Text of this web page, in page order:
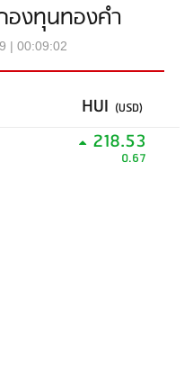
องทุนทองคำ
| 00:09:02
HUI (USD)
218.53
0.67